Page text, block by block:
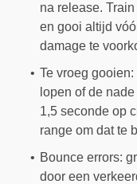
na release.
en gooi altijd
damage te
Te vroeg
lopen of de
1,5 seconde op
range om dat te
Bounce errors:
door een